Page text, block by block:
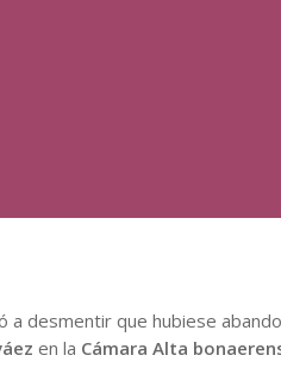
a desmentir que hubiese
en la Cámara Alta